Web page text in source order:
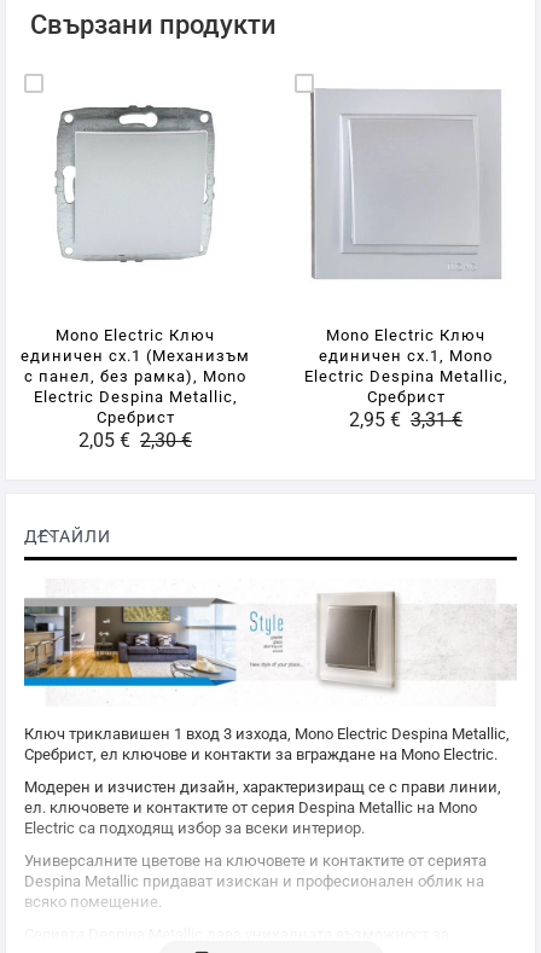
Свързани продукти
Mono Electric Ключ
единичен сх.1 (Механизъм
с панел, без рамка), Mono
Electric Despina Metallic,
Сребрист
2,05 € 2,30 €
Mono Electric Ключ
единичен сх.1, Mono
Electric Despina Metallic,
Сребрист
2,95 € 3,31 €
ДЕТАЙЛИ
Ключ триклавишен 1 вход 3 изхода, Mono Electric Despina Metallic,
Сребрист, ел ключове и контакти за вграждане на Mono Electric.
Модерен и изчистен дизайн, характеризиращ се с прави линии,
ел. ключовете и контактите от серия Despina Metallic на Mono
Electric са подходящ избор за всеки интериор.
Универсалните цветове на ключовете и контактите от серията
Despina Metallic придават изискан и професионален облик на
всяко помещение.